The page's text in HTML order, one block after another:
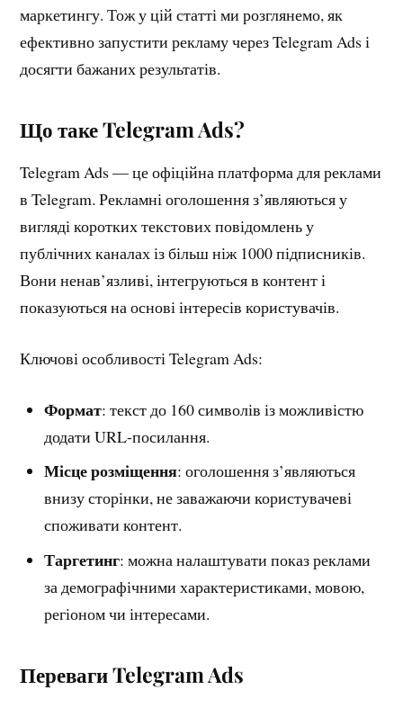
маркетингу. Тож у цій статті ми розглянемо, як
ефективно запустити рекламу через Telegram Ads і
досягти бажаних результатів.
Що таке Telegram Ads?
Telegram Ads — це офіційна платформа для реклами
в Telegram. Рекламні оголошення з’являються у
вигляді коротких текстових повідомлень у
публічних каналах із більш ніж 1000 підписників.
Вони ненав’язливі, інтегруються в контент і
показуються на основі інтересів користувачів.
Ключові особливості Telegram Ads:
Формат: текст до 160 символів із можливістю
додати URL-посилання.
Місце розміщення: оголошення з’являються
внизу сторінки, не заважаючи користувачеві
споживати контент.
Таргетинг: можна налаштувати показ реклами
за демографічними характеристиками, мовою,
регіоном чи інтересами.
Переваги Telegram Ads